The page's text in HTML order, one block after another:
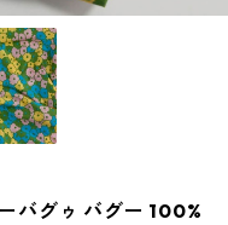
バグゥ バグー 100%